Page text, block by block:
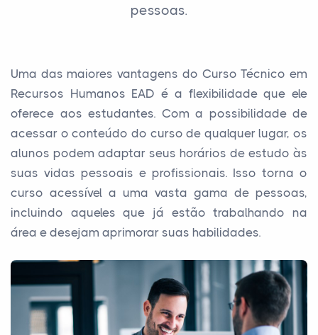
pessoas.
Uma das maiores vantagens do Curso Técnico em
Recursos Humanos EAD é a flexibilidade que ele
oferece aos estudantes. Com a possibilidade de
acessar o conteúdo do curso de qualquer lugar, os
alunos podem adaptar seus horários de estudo às
suas vidas pessoais e profissionais. Isso torna o
curso acessível a uma vasta gama de pessoas,
incluindo aqueles que já estão trabalhando na
área e desejam aprimorar suas habilidades.